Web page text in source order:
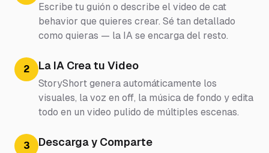
Escribe tu guión o describe el video de cat
behavior que quieres crear. Sé tan detallado
como quieras — la IA se encarga del resto.
2 La IA Crea tu Video
StoryShort genera automáticamente los
visuales, la voz en off, la música de fondo y edita
todo en un video pulido de múltiples escenas.
3 Descarga y Comparte